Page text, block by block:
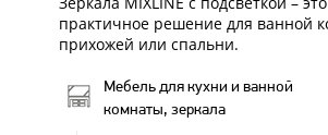
практичное решение для ванной
прихожей или спальни.
Мебель для кухни и ванной
комнаты, зеркала